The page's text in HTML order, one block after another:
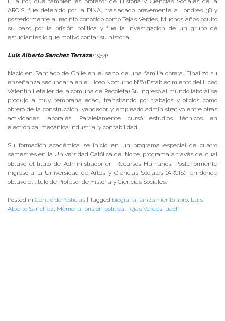
ARCIS, fue detenido por la DINA, trasladado brevemente a Londres 38 y
posteriormente al recinto conocido como Tejas Verdes. Muchos años ocultó
su paso por la prisión política y fue la investigación de un grupo de
estudiantes lo que motivó contar su historia.
Luis Alberto Sánchez Terraza(1954)
Nació en Santiago de Chile en el seno de una familia obrera. Finalizó su
enseñanza secundaria en el Liceo Nocturno Nº6 (Establecimiento del Liceo
Valentín Letelier de la comuna de Recoleta) Su ingreso al mundo laboral se
produjo a muy temprana edad, transitando por trabajos y oficios como
obrero de la construcción, vendedor y empleado administrativo entre otras
actividades laborales. Paralelamente cursó estudios técnicos en
electrónica, mecánica industrial y contabilidad.
Su formación académica se inició en un programa especial de cuatro
semestres en la Universidad Católica del Norte, programa a través del cual
obtuvo el título de Administrador en Recursos Humanos. Posteriormente
ingresó a la Universidad de Artes y Ciencias Sociales (ARCIS), en donde
obtuvo el título de Profesor de Historia y Ciencias Sociales.
Posted in Centro de Noticias Tagged biografía, lanzamiento libro, Luis
Alberto Sánchez, Memoria, prisión política, Tejas Verdes, uach